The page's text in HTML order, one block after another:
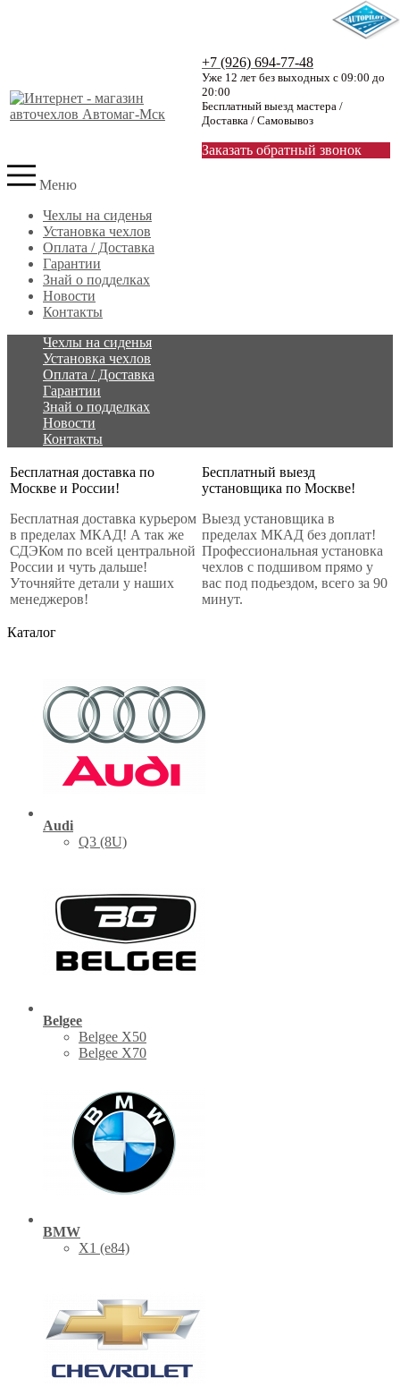
+7 (926) 694-77-48
Уже 12 лет без выходных с 09:00 до
20:00
Бесплатный выезд мастера /
Доставка / Самовывоз
Заказать обратный звонок
Меню
Чехлы на сиденья
Установка чехлов
Оплата / Доставка
Гарантии
Знай о подделках
Новости
Контакты
Чехлы на сиденья
Установка чехлов
Оплата / Доставка
Гарантии
Знай о подделках
Новости
Контакты
Бесплатная доставка по
Москве и России!
Бесплатная доставка курьером
в пределах МКАД! А так же
СДЭКом по всей центральной
России и чуть дальше!
Уточняйте детали у наших
менеджеров!
Бесплатный выезд
установщика по Москве!
Выезд установщика в
пределах МКАД без доплат!
Профессиональная установка
чехлов с подшивом прямо у
вас под подьездом, всего за 90
минут.
Каталог
Audi
Q3 (8U)
Belgee
Belgee X50
Belgee X70
BMW
X1 (е84)